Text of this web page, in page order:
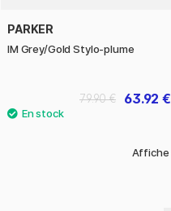
PARKER
IM Grey/Gold Stylo-plume
63.92 €
79.90 €
Affiche